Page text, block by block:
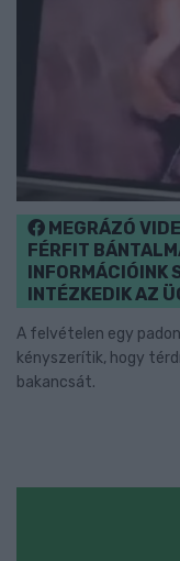
MEGRÁZÓ
FÉRFIT
INFORMÁCIÓINK
INTÉZKEDIK AZ
A felvételen egy
kényszerítik, hogy
bakancsát.